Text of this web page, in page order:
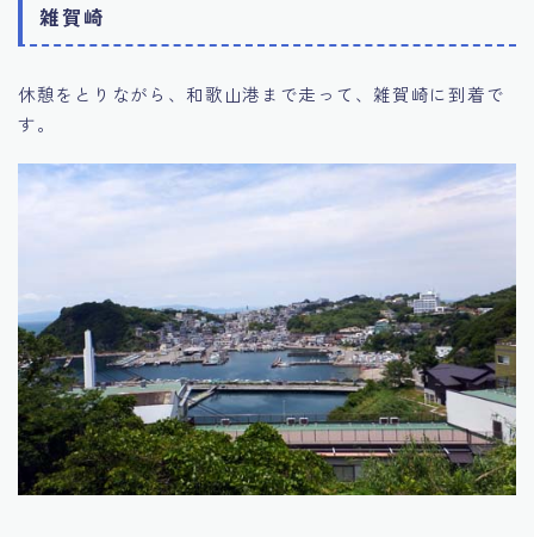
雑賀崎
休憩をとりながら、和歌山港まで走って、雑賀崎に到着で
す。